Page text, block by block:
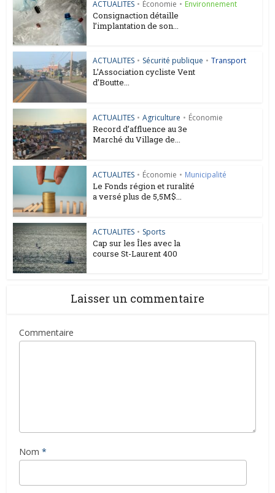
ACTUALITES • Économie • Environnement
Consignaction détaille
l’implantation de son...
ACTUALITES • Sécurité publique • Transport
L’Association cycliste Vent
d’Boutte...
ACTUALITES • Agriculture • Économie
Record d’affluence au 3e
Marché du Village de...
ACTUALITES • Économie • Municipalité
Le Fonds région et ruralité
a versé plus de 5,5M$...
ACTUALITES • Sports
Cap sur les Îles avec la
course St-Laurent 400
Laisser un commentaire
Commentaire
Nom *